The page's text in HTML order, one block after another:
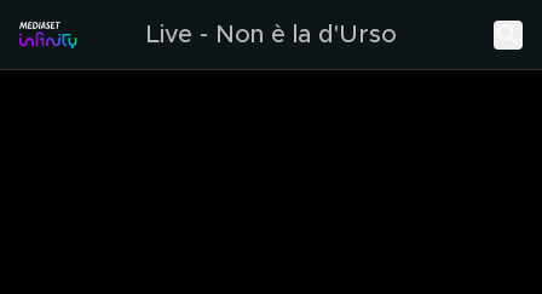
Live - Non è la d'Urso